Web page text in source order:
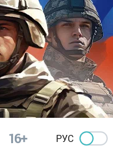
16+ РУС